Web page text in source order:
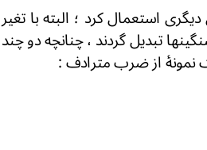
استعمال کرد ؛ البته با تغیر
تبدیل گردند ، چنانچه دو چند
نمونۀ از ضرب مترادف :
تَن